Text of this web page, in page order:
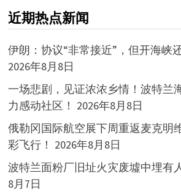
近期热点新闻
伊朗：协议“非常接近”，但开海峡
2026年8月8日
一场悲剧，见证浓浓乡情！波特兰
力感动社区！ 2026年8月8日
俄勒冈国际航空展下周重返麦克明
彩飞行！ 2026年8月8日
波特兰面粉厂旧址火灾废墟中埋有
8月7日